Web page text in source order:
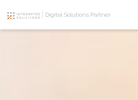
Digital Solutions Partner